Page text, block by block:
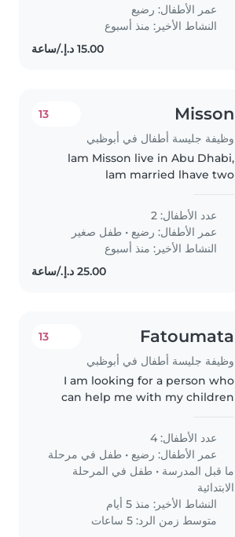
home—someone warm and fun.
English and..
عمر الأطفال: رضيع
النشاط الأخير: منذ أسبوع
Misson
وظيفة جليسة أطفال في أبوظبي
13
lam Misson live in Abu Dhabi,
lam married lhave two
month and second daughter
after one month complete the 1
year
عدد الأطفال: 2
عمر الأطفال: رضيع • طفل صغير
النشاط الأخير: منذ أسبوع
Fatoumata
وظيفة جليسة أطفال في أبوظبي
13
I am looking for a person who
can help me with my children
look after them in the evening if
I go out with my husband we
will be in Abu Dhabi for the..
عدد الأطفال: 4
عمر الأطفال: رضيع • طفل في مرحلة
ما قبل المدرسة • طفل في المرحلة
الابتدائية
النشاط الأخير: منذ 5 أيام
متوسط زمن الرد: 5 ساعات